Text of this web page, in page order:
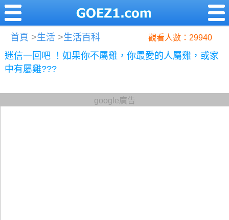
首頁 >生活 >生活百科 觀看人數：29940
迷信一回吧 ！如果你不屬雞，你最愛的人屬雞，或家
中有屬雞???
google廣告